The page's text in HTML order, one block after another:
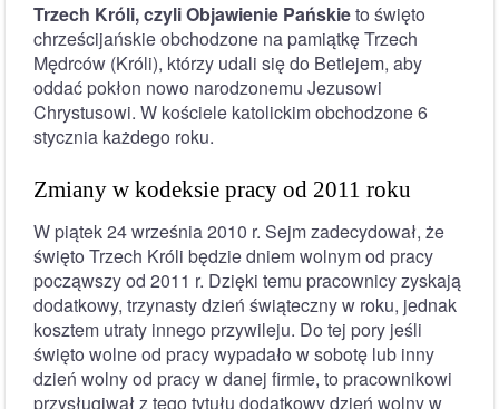
Trzech Króli, czyli Objawienie Pańskieto święto
chrześcijańskie obchodzone na pamiątkę Trzech
Mędrców (Króli), którzy udali się do Betlejem, aby
oddać pokłon nowo narodzonemu Jezusowi
Chrystusowi. W kościele katolickim obchodzone 6
stycznia każdego roku.
Zmiany w kodeksie pracy od 2011 roku
W piątek 24 września 2010 r. Sejm zadecydował, że
święto Trzech Króli będzie dniem wolnym od pracy
począwszy od 2011 r. Dzięki temu pracownicy zyskają
dodatkowy, trzynasty dzień świąteczny w roku, jednak
kosztem utraty innego przywileju. Do tej pory jeśli
święto wolne od pracy wypadało w sobotę lub inny
dzień wolny od pracy w danej firmie, to pracownikowi
przysługiwał z tego tytułu dodatkowy dzień wolny w